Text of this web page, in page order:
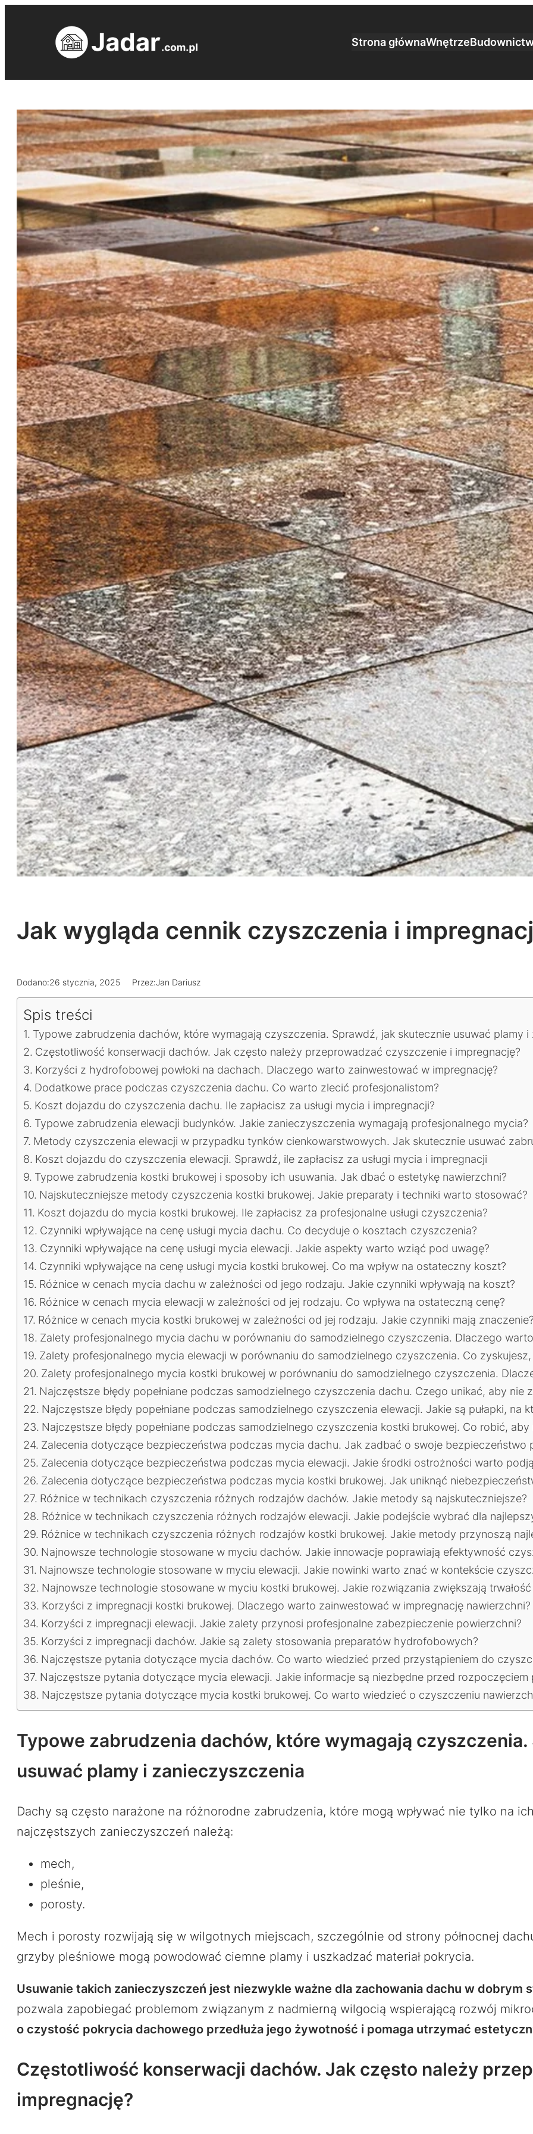
Strona głównaWnętrze
Jak wygląda cennik czyszczenia i
Dodano:26 stycznia, 2025 Przez:Jan Dariusz
Spis treści
Typowe zabrudzenia dachów, które wymagają czyszczenia. Sprawdź, jak skutecznie usuwać plamy
Częstotliwość konserwacji dachów. Jak często należy przeprowadzać czyszczenie i impregnację?
Korzyści z hydrofobowej powłoki na dachach. Dlaczego warto zainwestować w impregnację?
Dodatkowe prace podczas czyszczenia dachu. Co warto zlecić profesjonalistom?
Koszt dojazdu do czyszczenia dachu. Ile zapłacisz za usługi mycia i impregnacji?
Typowe zabrudzenia elewacji budynków. Jakie zanieczyszczenia wymagają profesjonalnego mycia?
Metody czyszczenia elewacji w przypadku tynków cienkowarstwowych. Jak skutecznie usuwać
Koszt dojazdu do czyszczenia elewacji. Sprawdź, ile zapłacisz za usługi mycia i impregnacji
Typowe zabrudzenia kostki brukowej i sposoby ich usuwania. Jak dbać o estetykę nawierzchni?
Najskuteczniejsze metody czyszczenia kostki brukowej. Jakie preparaty i techniki warto stosować?
Koszt dojazdu do mycia kostki brukowej. Ile zapłacisz za profesjonalne usługi czyszczenia?
Czynniki wpływające na cenę usługi mycia dachu. Co decyduje o kosztach czyszczenia?
Czynniki wpływające na cenę usługi mycia elewacji. Jakie aspekty warto wziąć pod uwagę?
Czynniki wpływające na cenę usługi mycia kostki brukowej. Co ma wpływ na ostateczny koszt?
Różnice w cenach mycia dachu w zależności od jego rodzaju. Jakie czynniki wpływają na koszt?
Różnice w cenach mycia elewacji w zależności od jej rodzaju. Co wpływa na ostateczną cenę?
Różnice w cenach mycia kostki brukowej w zależności od jej rodzaju. Jakie czynniki mają znaczenie?
Zalety profesjonalnego mycia dachu w porównaniu do samodzielnego czyszczenia. Dlaczego
Zalety profesjonalnego mycia elewacji w porównaniu do samodzielnego czyszczenia. Co
Zalety profesjonalnego mycia kostki brukowej w porównaniu do samodzielnego czyszczenia.
Najczęstsze błędy popełniane podczas samodzielnego czyszczenia dachu. Czego unikać, aby nie
Najczęstsze błędy popełniane podczas samodzielnego czyszczenia elewacji. Jakie są pułapki, na
Najczęstsze błędy popełniane podczas samodzielnego czyszczenia kostki brukowej. Co robić,
Zalecenia dotyczące bezpieczeństwa podczas mycia dachu. Jak zadbać o swoje bezpieczeństwo
Zalecenia dotyczące bezpieczeństwa podczas mycia elewacji. Jakie środki ostrożności warto
Zalecenia dotyczące bezpieczeństwa podczas mycia kostki brukowej. Jak uniknąć
Różnice w technikach czyszczenia różnych rodzajów dachów. Jakie metody są najskuteczniejsze?
Różnice w technikach czyszczenia różnych rodzajów elewacji. Jakie podejście wybrać dla
Różnice w technikach czyszczenia różnych rodzajów kostki brukowej. Jakie metody przynoszą
Najnowsze technologie stosowane w myciu dachów. Jakie innowacje poprawiają efektywność
Najnowsze technologie stosowane w myciu elewacji. Jakie nowinki warto znać w kontekście
Najnowsze technologie stosowane w myciu kostki brukowej. Jakie rozwiązania zwiększają
Korzyści z impregnacji kostki brukowej. Dlaczego warto zainwestować w impregnację nawierzchni?
Korzyści z impregnacji elewacji. Jakie zalety przynosi profesjonalne zabezpieczenie powierzchni?
Korzyści z impregnacji dachów. Jakie są zalety stosowania preparatów hydrofobowych?
Najczęstsze pytania dotyczące mycia dachów. Co warto wiedzieć przed przystąpieniem do
Najczęstsze pytania dotyczące mycia elewacji. Jakie informacje są niezbędne przed rozpoczęciem
Najczęstsze pytania dotyczące mycia kostki brukowej. Co warto wiedzieć o czyszczeniu
Typowe zabrudzenia dachów, które wymagają
usuwać plamy i zanieczyszczenia
Dachy są często narażone na różnorodne zabrudzenia, które mogą wpływać nie tylko na
najczęstszych zanieczyszczeń należą:
mech,
pleśnie,
porosty.
Mech i porosty rozwijają się w wilgotnych miejscach, szczególnie od strony północnej
grzyby pleśniowe mogą powodować ciemne plamy i uszkadzać materiał pokrycia.
Usuwanie takich zanieczyszczeń jest niezwykle ważne dla zachowania dachu w dobrym
pozwala zapobiegać problemom związanym z nadmierną wilgocią wspierającą rozwój
o czystość pokrycia dachowego przedłuża jego żywotność i pomaga utrzymać
Częstotliwość konserwacji dachów. Jak często należy
impregnację?